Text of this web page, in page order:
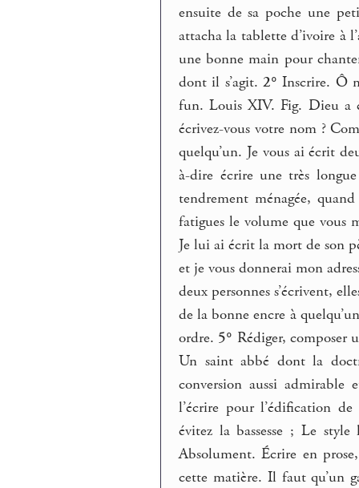
ensuite de sa poche une
attacha la tablette d’ivoire à
une bonne main pour
dont il s’agit. 2° Inscrire. Ô
fun. Louis XIV. Fig. Dieu a
écrivez-vous votre nom ?
quelqu’un. Je vous ai écrit
à-dire écrire une très
tendrement ménagée,
fatigues le volume que vous
Je lui ai écrit la mort de son
et je vous donnerai mon
deux personnes s’écrivent,
de la bonne encre à
ordre. 5° Rédiger, composer
Un saint abbé dont la
conversion aussi
l’écrire pour l’édification
évitez la bassesse ; Le
Absolument. Écrire en
cette matière. Il faut qu’un